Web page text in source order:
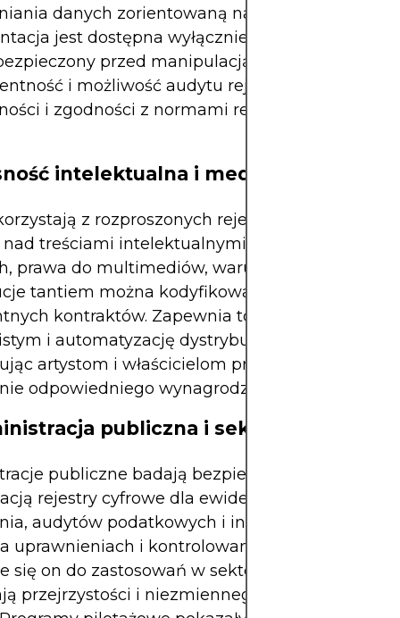
danych zorientowaną na pacjenta, w której
jest dostępna wyłącznie dla
przed manipulacją rejestr zapewnia
i możliwość audytu rejestrów dostępu,
i zgodności z normami regulacyjnymi,
intelektualna i media
z rozproszonych rejestrów, aby
treściami intelektualnymi. Korzystając z
prawa do multimediów, warunki licencyjne i
tantiem można kodyfikować za pomocą
kontraktów. Zapewnia to śledzenie w
i automatyzację dystrybucji treści
artystom i właścicielom praw szybkie i
odpowiedniego wynagrodzenia.
publiczna i sektor publiczny
publiczne badają bezpieczne,
rejestry cyfrowe dla ewidencji gruntów,
audytów podatkowych i innych. Możliwości
uprawnieniach i kontrolowana architektura
się on do zastosowań w sektorze publicznym,
przejrzystości i niezmiennego